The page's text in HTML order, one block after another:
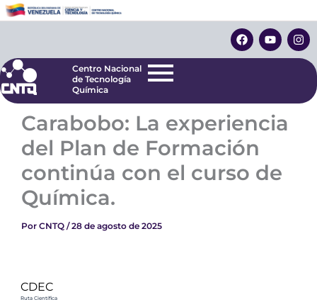
al
F
a
c
o
Y
o
u
e
I
n
s
r
Centro Nacional
de Tecnología
Centro Nacional
de Tecnología
Química
Carabobo: La experiencia
del Plan de Formación
continúa con el curso de
Química.
Por CNTQ /28 de agosto de 2025
CDEC
Ruta Científica